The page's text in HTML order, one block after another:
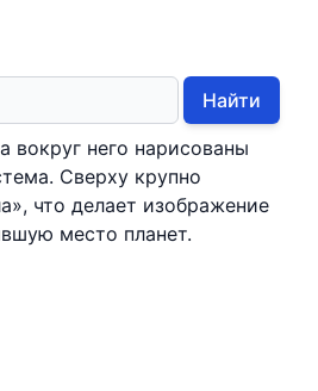
Найти
вокруг него нарисованы
Сверху крупно
что делает изображение
место планет.